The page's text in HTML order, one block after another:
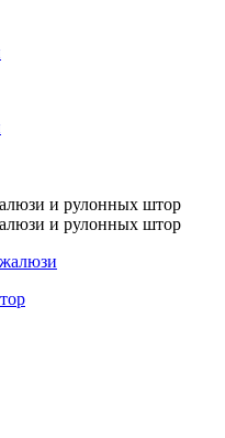
и рулонных штор
и рулонных штор